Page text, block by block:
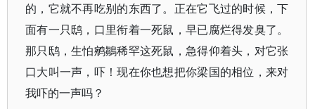
的，它就不再吃别的东西了。正在它飞过的时候，下
面有一只鸱，口里衔着一死鼠，早已腐烂得发臭了。
那只鸱，生怕鹓鶵稀罕这死鼠，急得仰着头，对它张
口大叫一声，吓！现在你也想把你梁国的相位，来对
我吓的一声吗？